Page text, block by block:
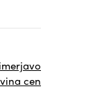
cen